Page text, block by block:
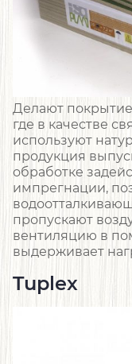
Делают
где в качестве
используют
продукция
обработке
импрегнации,
пропускают
вентиляцию в
выдерживает
Tuplex